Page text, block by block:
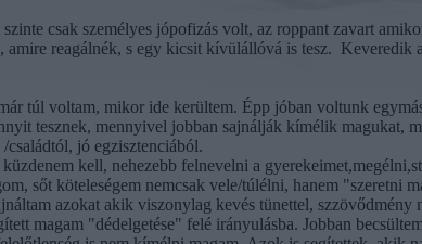
csak személyes jópofizás volt, az roppant zavart
amire reagálnék, s egy kicsit kívülállóvá is tesz. Keveredik
túl voltam, mikor ide kerültem. Épp jóban voltunk
tesznek, mennyivel jobban sajnálják kímélik magukat,
családtól, jó egzisztenciából.
kell, nehezebb felnevelni a
sőt köteleségem nemcsak vele/túlélni, hanem "szeretni
azokat akik viszonylag kevés tünettel, szzövődmény
magam "dédelgetése" felé irányulásba. Jobban